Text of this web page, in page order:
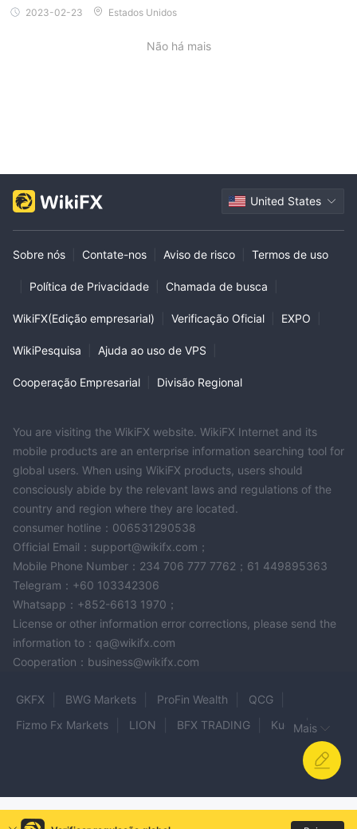
2023-02-23 Estados Unidos
Não há mais
United States
Sobre nós Contate-nos Aviso de risco Termos de uso
Política de Privacidade Chamada de busca
WikiFX(Edição empresarial) Verificação Oficial EXPO
WikiPesquisa Ajuda ao uso de VPS
Cooperação Empresarial Divisão Regional
You are visiting the WikiFX website. WikiFX Internet and its
mobile products are an enterprise information searching tool for
global users. When using WikiFX products, users should
consciously abide by the relevant laws and regulations of the
country and region where they are located.
consumer hotline：006531290538
Official Email：support@wikifx.com；
Mobile Phone Number：234 706 777 7762；61 449895363
Telegram：+60 103342306
Whatsapp：+852-6613 1970；
License or other information error corrections, please send the
information to：qa@wikifx.com
Cooperation：business@wikifx.com
GKFX BWG Markets ProFin Wealth
QCG
Fizmo Fx Markets
LION BFX TRADING
Kudo
LBLV
TFX
Beowt FX Realfxm First Shanghai
Mais